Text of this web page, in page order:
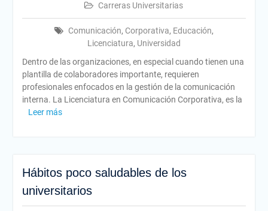
Carreras Universitarias
Comunicación, Corporativa, Educación,
Licenciatura, Universidad
Dentro de las organizaciones, en especial cuando tienen una
plantilla de colaboradores importante, requieren
profesionales enfocados en la gestión de la comunicación
interna. La Licenciatura en Comunicación Corporativa, es la
Leer más
Hábitos poco saludables de los
universitarios